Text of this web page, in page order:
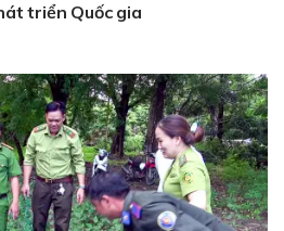
triển Quốc gia